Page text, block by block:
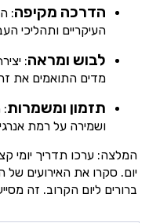
הדרכה מקיפה:
העיקריים ותהליכי
לבוש ומראה:
מדים התואמים את
תזמון ומשמרות:
ושמירה על רמת
המלצה: ערכו תדריך יומי
יום. סקרו את האירועים של
ברורים ליום הקרוב. זה